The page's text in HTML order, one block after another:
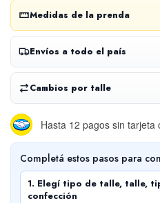
Medidas de la prenda
Envíos a todo el país
Cambios por talle
Hasta 12 pagos sin tarjeta
Completá estos pasos para
1. Elegí tipo de talle, talle,
confección